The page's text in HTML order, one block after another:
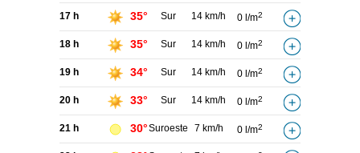
17 h 35° Sur 14 km/h 0 l/m2
18 h 35° Sur 14 km/h 0 l/m2
19 h 34° Sur 14 km/h 0 l/m2
20 h 33° Sur 14 km/h 0 l/m2
21 h 30°Suroeste 7 km/h 0 l/m2